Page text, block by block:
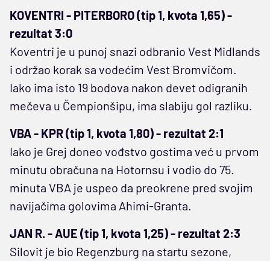
KOVENTRI - PITERBORO (tip 1, kvota 1,65) -
rezultat 3:0
Koventri je u punoj snazi odbranio Vest Midlands
i održao korak sa vodećim Vest Bromvičom.
Iako ima isto 19 bodova nakon devet odigranih
mečeva u Čempionšipu, ima slabiju gol razliku.
VBA - KPR (tip 1, kvota 1,80) - rezultat 2:1
Iako je Grej doneo vođstvo gostima već u prvom
minutu obračuna na Hotornsu i vodio do 75.
minuta VBA je uspeo da preokrene pred svojim
navijačima golovima Ahimi-Granta.
JAN R. - AUE (tip 1, kvota 1,25) - rezultat 2:3
Silovit je bio Regenzburg na startu sezone,